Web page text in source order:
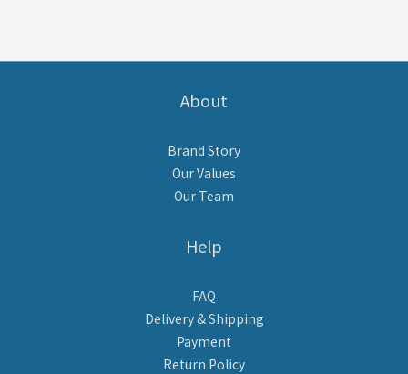
About
Brand Story
Our Values
Our Team
Help
FAQ
Delivery & Shipping
Payment
Return Policy